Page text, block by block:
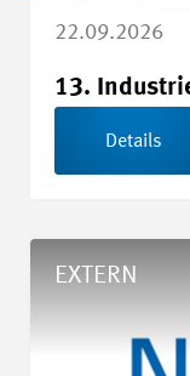
22.09.2026
13.
Details
EXTERN